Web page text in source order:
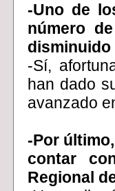
-Uno de
número
disminuido
-Sí,
han dado
avanzado
-Por
contar
Regional